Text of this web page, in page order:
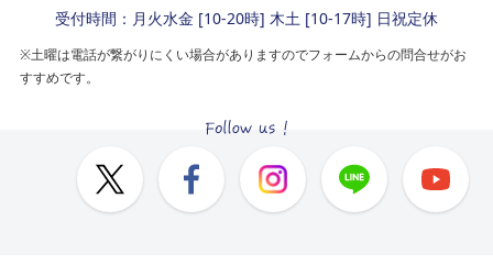
受付時間：月火水金 [10-20時] 木土 [10-17時] 日祝定休
※土曜は電話が繋がりにくい場合がありますのでフォームからの問合せがお
すすめです。